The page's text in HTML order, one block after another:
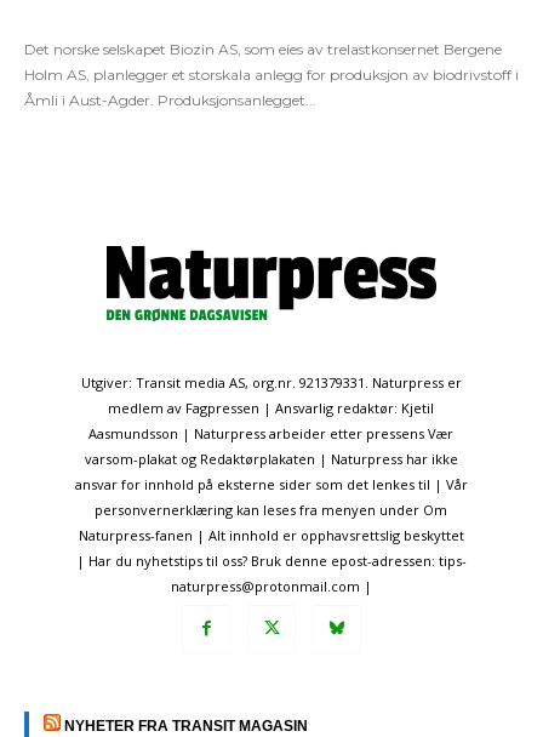
Det norske selskapet Biozin AS, som eies av trelastkonsernet Bergene
Holm AS, planlegger et storskala anlegg for produksjon av biodrivstoff i
Åmli i Aust-Agder. Produksjonsanlegget...
Utgiver: Transit media AS, org.nr. 921379331. Naturpress er
medlem av Fagpressen | Ansvarlig redaktør: Kjetil
Aasmundsson | Naturpress arbeider etter pressens Vær
varsom-plakat og Redaktørplakaten | Naturpress har ikke
ansvar for innhold på eksterne sider som det lenkes til | Vår
personvernerklæring kan leses fra menyen under Om
Naturpress-fanen | Alt innhold er opphavsrettslig beskyttet
| Har du nyhetstips til oss? Bruk denne epost-adressen: tips-
naturpress@protonmail.com |
NYHETER FRA TRANSIT MAGASIN